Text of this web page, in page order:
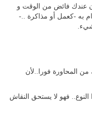
عندك فائض من الوقت و
به -كعمل أو مذاكرة ..-
المحاورة فورا..لأن
فهو لا يستحق النقاش